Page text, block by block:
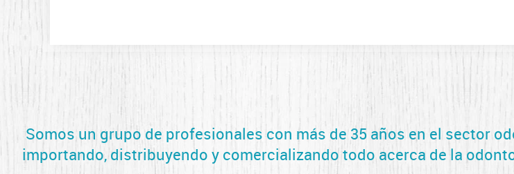
Somos un grupo de profesionales con más de 35 años en el sector
importando, distribuyendo y comercializando todo acerca de la